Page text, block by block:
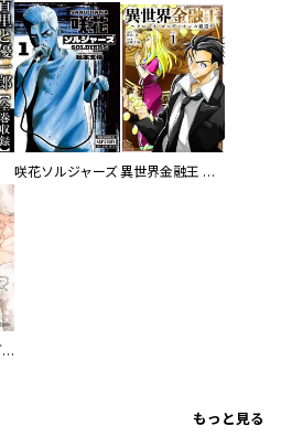
咲花ソルジャーズ 異世界金融王 ～クローネ・ゴルディオンの覇道～
巣づくりオメガバース
もっと見る